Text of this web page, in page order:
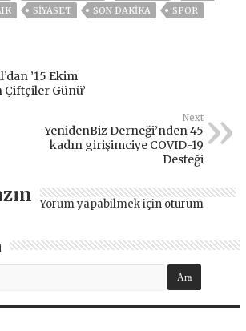
SİYASET SON DAKIKA
SPOR
’15 Ekim
Çiftçiler Günü’
Next
YenidenBiz Derneği’nden 45
kadın girişimciye COVID-19
Desteği
Yorum yapabilmek için oturum